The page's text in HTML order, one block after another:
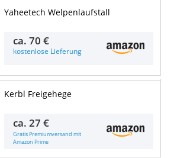
Yaheetech Welpenlaufstall
ca.70 €
kostenlose Lieferung
Kerbl Freigehege
ca.27 €
Gratis Premiumversand mit
Amazon Prime